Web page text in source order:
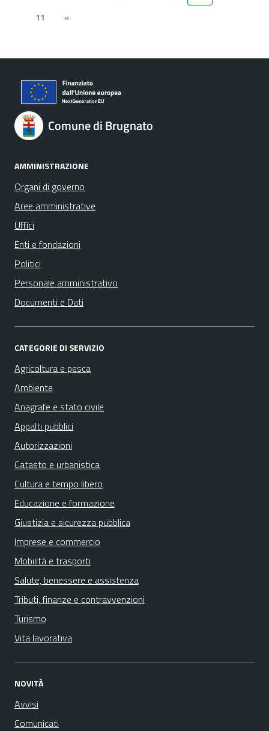
11
»
Comune di Brugnato
AMMINISTRAZIONE
Organi di governo
Aree amministrative
Uffici
Enti e fondazioni
Politici
Personale amministrativo
Documenti e Dati
CATEGORIE DI SERVIZIO
Agricoltura e pesca
Ambiente
Anagrafe e stato civile
Appalti pubblici
Autorizzazioni
Catasto e urbanistica
Cultura e tempo libero
Educazione e formazione
Giustizia e sicurezza pubblica
Imprese e commercio
Mobilità e trasporti
Salute, benessere e assistenza
Tributi, finanze e contravvenzioni
Turismo
Vita lavorativa
NOVITÀ
Avvisi
Comunicati